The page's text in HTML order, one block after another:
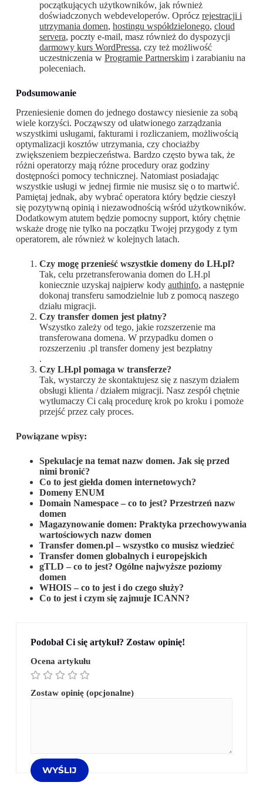
początkujących użytkowników, jak również
doświadczonych webdeveloperów. Oprócz rejestracji i
utrzymania domen, hostingu współdzielonego, cloud
servera, poczty e-mail, masz również do dyspozycji
darmowy kurs WordPressa, czy też możliwość
uczestniczenia w Programie Partnerskimi zarabianiu na
poleceniach.
Podsumowanie
Przeniesienie domen do jednego dostawcy niesienie za sobą
wiele korzyści. Począwszy od ułatwionego zarządzania
wszystkimi usługami, fakturami i rozliczaniem, możliwością
optymalizacji kosztów utrzymania, czy chociażby
zwiększeniem bezpieczeństwa. Bardzo często bywa tak, że
różni operatorzy mają różne procedury oraz godziny
dostępności pomocy technicznej. Natomiast posiadając
wszystkie usługi w jednej firmie nie musisz się o to martwić.
Pamiętaj jednak, aby wybrać operatora który będzie cieszył
się pozytywną opinią i niezawodnością wśród użytkowników.
Dodatkowym atutem będzie pomocny support, który chętnie
wskaże drogę nie tylko na początku Twojej przygody z tym
operatorem, ale również w kolejnych latach.
Czy mogę przenieść wszystkie domeny do LH.pl?
Tak, celu przetransferowania domen do LH.pl
koniecznie uzyskaj najpierw kody authinfo, a następnie
dokonaj transferu samodzielnie lub z pomocą naszego
działu migracji.
Czy transfer domen jest płatny?
Wszystko zależy od tego, jakie rozszerzenie ma
transferowana domena. W przypadku domen o
rozszerzeniu .pl transfer domeny jest bezpłatny
.
Czy LH.pl pomaga w transferze?
Tak, wystarczy że skontaktujesz się z naszym działem
obsługi klienta / działem migracji. Nasz zespół chętnie
wytłumaczy Ci całą procedurę krok po kroku i pomoże
przejść przez cały proces.
Powiązane wpisy:
Spekulacje na temat nazw domen. Jak się przed
nimi bronić?
Co to jest giełda domen internetowych?
Domeny ENUM
Domain Namespace – co to jest? Przestrzeń nazw
domen
Magazynowanie domen: Praktyka przechowywania
wartościowych nazw domen
Transfer domen.pl – wszystko co musisz wiedzieć
Transfer domen globalnych i europejskich
gTLD – co to jest? Ogólne najwyższe poziomy
domen
WHOIS – co to jest i do czego służy?
Co to jest i czym się zajmuje ICANN?
Podobał Ci się artykuł? Zostaw opinię!
Ocena artykułu
Zostaw opinię (opcjonalne)